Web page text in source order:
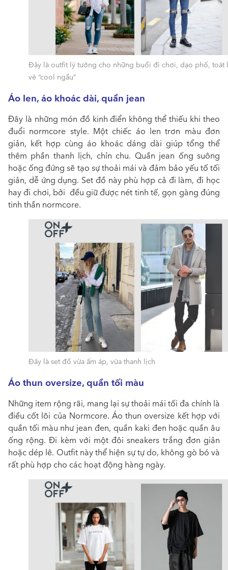
Đây là outfit lý tưởng cho những buổi đi chơi, dạo phố, toát
vẻ “cool ngầu”
Áo len, áo khoác dài, quần jean
Đây là những món đồ kinh điển không thể thiếu khi theo
đuổi normcore style. Một chiếc áo len trơn màu đơn
giản, kết hợp cùng áo khoác dáng dài giúp tổng thể
thêm phần thanh lịch, chỉn chu. Quần jean ống suông
hoặc ống đứng sẽ tạo sự thoải mái và đảm bảo yếu tố tối
giản, dễ ứng dụng. Set đồ này phù hợp cả đi làm, đi học
hay đi chơi, bởi đều giữ được nét tinh tế, gọn gàng đúng
tinh thần normcore.
Đây là set đồ vừa ấm áp, vừa thanh lịch
Áo thun oversize, quần tối màu
Những item rộng rãi, mang lại sự thoải mái tối đa chính là
điều cốt lõi của Normcore. Áo thun oversize kết hợp với
quần tối màu như jean đen, quần kaki đen hoặc quần âu
ống rộng. Đi kèm với một đôi sneakers trắng đơn giản
hoặc dép lê. Outfit này thể hiện sự tự do, không gò bó và
rất phù hợp cho các hoạt động hàng ngày.